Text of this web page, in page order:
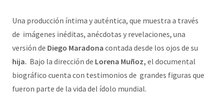
Una producción íntima y auténtica, que muestra a través
de imágenes inéditas, anécdotas y revelaciones, una
versión de Diego Maradona contada desde los ojos de su
hija. Bajo la dirección de Lorena Muñoz, el documental
biográfico cuenta con testimonios de grandes figuras que
fueron parte de la vida del ídolo mundial.